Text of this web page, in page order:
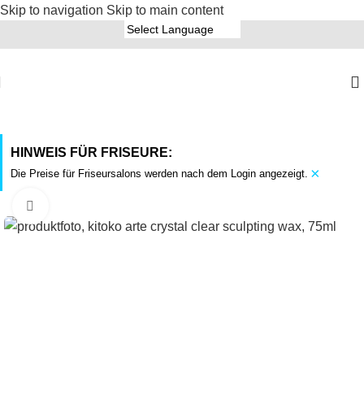
Skip to navigation Skip to main content
HINWEIS FÜR FRISEURE:
Die Preise für Friseursalons werden nach dem Login angezeigt. ×